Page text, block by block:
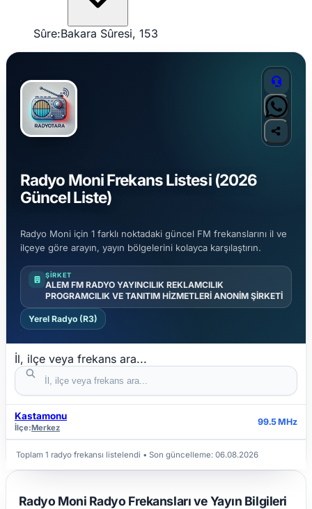
Sûre:Bakara Sûresi, 153
Radyo Moni Frekans Listesi (2026
Güncel Liste)
Radyo Moni için 1 farklı noktadaki güncel FM frekanslarını il ve
ilçeye göre arayın, yayın bölgelerini kolayca karşılaştırın.
ŞIRKET
ALEM FM RADYO YAYINCILIK REKLAMCILIK
PROGRAMCILIK VE TANITIM HİZMETLERİ ANONİM ŞİRKETİ
Yerel Radyo (R3)
İl, ilçe veya frekans ara...
İL
Kastamonu
İlçe:Merkez
99.5 MHz
Toplam 1 radyo frekansı listelendi • Son güncelleme:06.08.2026
Radyo Moni Radyo Frekansları ve Yayın Bilgileri